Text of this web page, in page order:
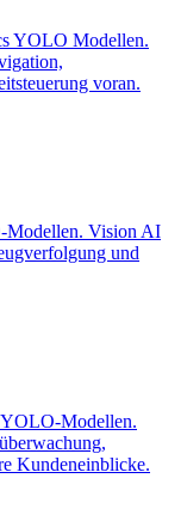
YOLO Modellen.
voran.
Modellen. Vision AI
und
Modellen.
Kundeneinblicke.